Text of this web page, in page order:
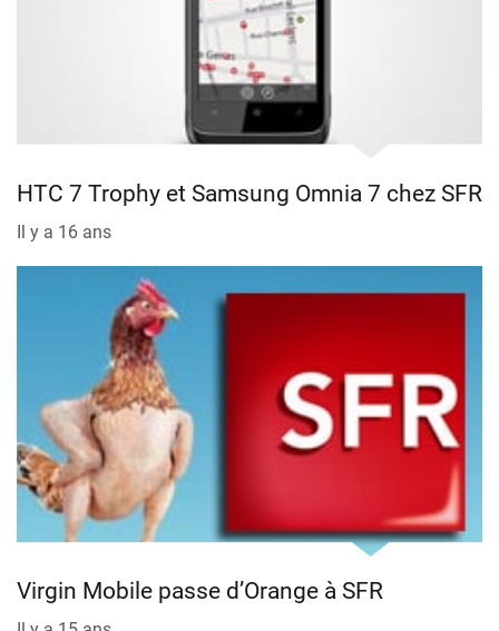
HTC 7 Trophy et Samsung Omnia 7 chez SFR
Il y a 16 ans
Virgin Mobile passe d’Orange à SFR